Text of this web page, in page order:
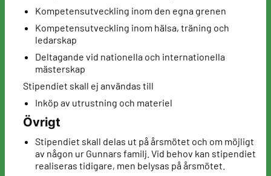
Kompetensutveckling inom den egna grenen
Kompetensutveckling inom hälsa, träning och
ledarskap
Deltagande vid nationella och internationella
mästerskap
Stipendiet skall ej användas till
Inköp av utrustning och materiel
Övrigt
Stipendiet skall delas ut på årsmötet och om möjligt
av någon ur Gunnars familj. Vid behov kan stipendiet
realiseras tidigare, men belysas på årsmötet.